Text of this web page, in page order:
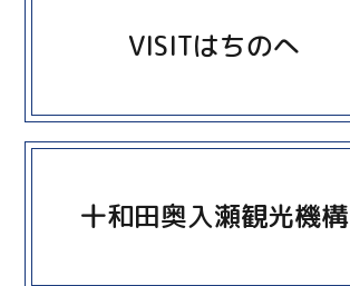
VISITはちのへ
十和田奥入瀬観光機構
more